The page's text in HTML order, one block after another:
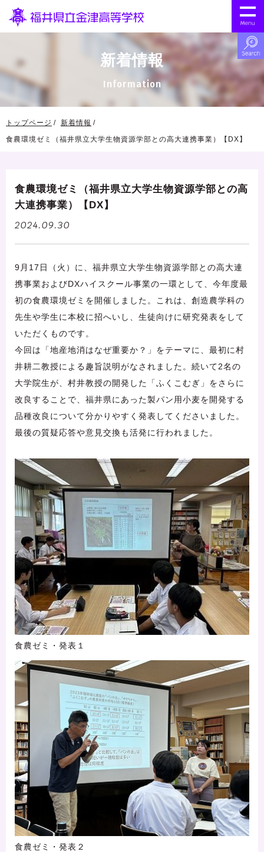
新着情報
Information
トップページ
新着情報
食農環境ゼミ（福井県立大学生物資源学部との高大連携事業）【DX】
食農環境ゼミ（福井県立大学生物資源学部との高
大連携事業）【DX】
2024.09.30
9月17日（火）に、福井県立大学生物資源学部との高大連
携事業およびDXハイスクール事業の一環として、今年度最
初の食農環境ゼミを開催しました。これは、創造農学科の
先生や学生に本校に招へいし、生徒向けに研究発表をして
いただくものです。
今回は「地産地消はなぜ重要か？」をテーマに、最初に村
井耕二教授による趣旨説明がなされました。続いて2名の
大学院生が、村井教授の開発した「ふくこむぎ」をさらに
改良することで、福井県にあった製パン用小麦を開発する
品種改良について分かりやすく発表してくださいました。
最後の質疑応答や意見交換も活発に行われました。
食農ゼミ・発表１
食農ゼミ・発表２